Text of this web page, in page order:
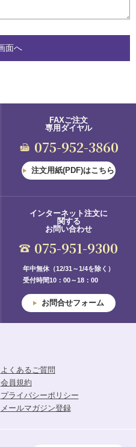
FAXご注文
専用ダイヤル
075-952-3860
注文用紙(PDF)はこちら
インターネット注文に
関する
お問い合わせ
075-951-9300
年中無休（12/31～1/4を除く）
受付時間10：00～18：00
お問合せフォーム
よくあるご質問
会員規約
プライバシーポリシー
メールマガジン登録